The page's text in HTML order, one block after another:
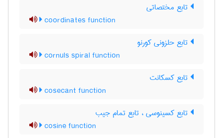
تابع مختصاتی
coordinates function
تابع حلزونی کورنو
cornuls spiral function
تابع کسکانت
cosecant function
تابع کسینوسی ، تابع تمام جیب
cosine function